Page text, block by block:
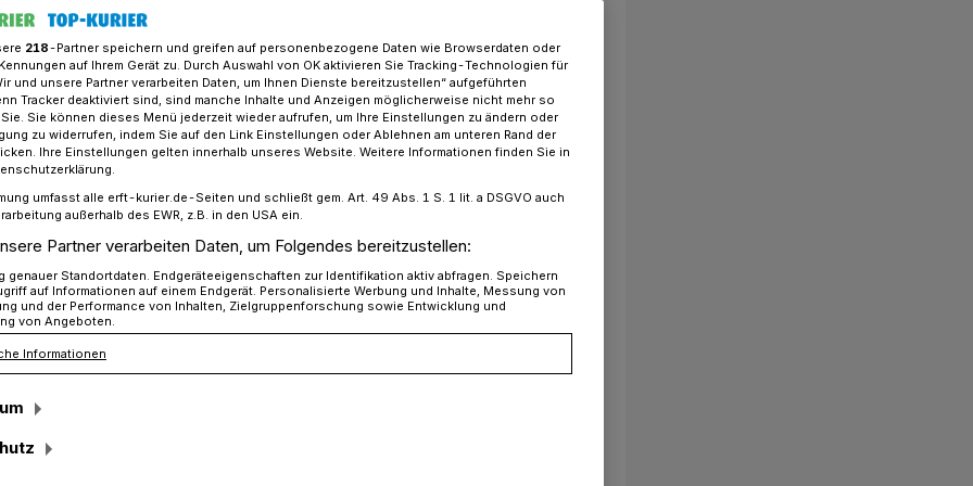
Vorreiter in Sport und Medienkompetenz
wird Vorreiter in
Schwerpunkt Sport für das kommende
freut sich Susanne Schumacher,
zeigt eindeutig, dass der Bedarf da
sondern auch vielfältige Talente
bietet die Gesamtschule zum
sich einer Sportklasse
218-Partner speichern und greifen auf personenbezogene Daten wie Browserdaten oder
auf Ihrem Gerät zu. Durch Auswahl von OK aktivieren Sie Tracking-Technologien für
und unsere Partner verarbeiten Daten, um Ihnen Dienste bereitzustellen“ aufgeführten
Tracker deaktiviert sind, sind manche Inhalte und Anzeigen möglicherweise nicht mehr so
Sie können dieses Menü jederzeit wieder aufrufen, um Ihre Einstellungen zu ändern oder
zu widerrufen, indem Sie auf den Link Einstellungen oder Ablehnen am unteren Rand der
Ihre Einstellungen gelten innerhalb unseres Website. Weitere Informationen finden Sie in
umfasst alle erft-kurier.de-Seiten und schließt gem. Art. 49 Abs. 1 S. 1 lit. a DSGVO auch
außerhalb des EWR, z.B. in den USA ein.
Partner verarbeiten Daten, um Folgendes bereitzustellen:
genauer Standortdaten. Endgeräteeigenschaften zur Identifikation aktiv abfragen. Speichern
auf Informationen auf einem Endgerät. Personalisierte Werbung und Inhalte, Messung von
und der Performance von Inhalten, Zielgruppenforschung sowie Entwicklung und
von Angeboten.
Informationen